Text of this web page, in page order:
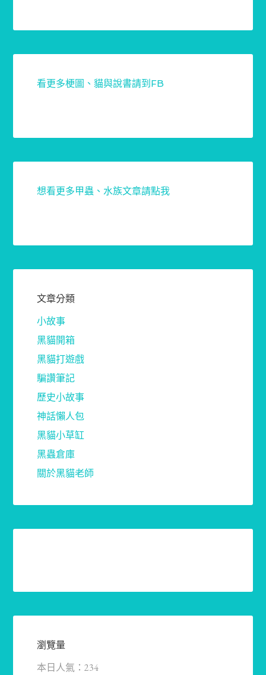
看更多梗圖、貓與說書請到FB
想看更多甲蟲、水族文章請點我
文章分類
小故事
黑貓開箱
黑貓打遊戲
騙讚筆記
歷史小故事
神話懶人包
黑貓小草缸
黑蟲倉庫
關於黑貓老師
瀏覽量
本日人氣：234